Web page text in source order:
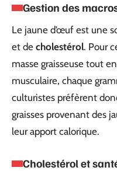
Gestion des
Le jaune d’œuf est une
et de cholestérol. Pour
masse graisseuse tout
musculaire, chaque
culturistes préfèrent
graisses provenant des
leur apport calorique.
Cholestérol et